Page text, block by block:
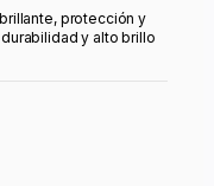
protección y
y alto brillo